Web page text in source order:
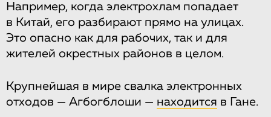
Например, когда электрохлам попадает
в Китай, его разбирают прямо на улицах.
Это опасно как для рабочих, так и для
жителей окрестных районов в целом.
Крупнейшая в мире свалка электронных
отходов — Агбогблоши — находится в Гане.